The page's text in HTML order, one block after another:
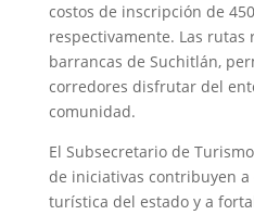
costos de inscripción de
respectivamente. Las rutas
barrancas de Suchitlán,
corredores disfrutar del
comunidad.
El Subsecretario de
de iniciativas contribuyen
turística del estado y a